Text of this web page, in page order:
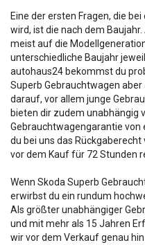
Eine der ersten Fragen, die
wird, ist die nach dem
meist auf die
unterschiedliche Baujahr
autohaus24 bekommst du
Superb Gebrauchtwagen
darauf, vor allem junge
bieten dir zudem unabhängig
Gebrauchtwagengarantie von
du bei uns das
vor dem Kauf für 72 Stunden
Wenn Skoda Superb
erwirbst du ein rundum
Als größter unabhängiger
und mit mehr als 15 Jahren
wir vor dem Verkauf genau